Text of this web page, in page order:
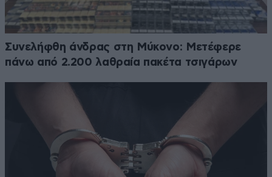
Συνελήφθη άνδρας στη Μύκονο: Μετέφερε
πάνω από 2.200 λαθραία πακέτα τσιγάρων